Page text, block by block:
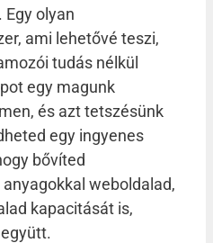
olyan
ami lehetővé teszi,
tudás nélkül
egy magunk
és azt tetszésünk
egy ingyenes
bővíted
weboldalad,
kapacitását is,